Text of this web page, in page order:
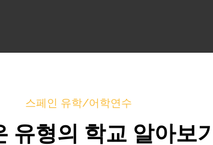
스페인 유학/어학연수
유형의 학교 알아보